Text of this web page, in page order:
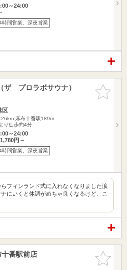
～24:00
時間営業、深夜営業
お気に入
りに追加
ザ プロラボサウナ）
区
麻布十番駅189m
り徒歩約4分
～24:00
円～
時間営業、深夜営業
フィンランド式に入れなくなりました涙
にいくと体調がめちゃ良くなるけど、こ
お気に入
りに追加
番駅前店